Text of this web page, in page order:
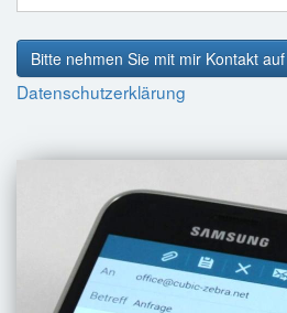
Bitte nehmen Sie mit mir Kontakt auf
Datenschutzerklärung